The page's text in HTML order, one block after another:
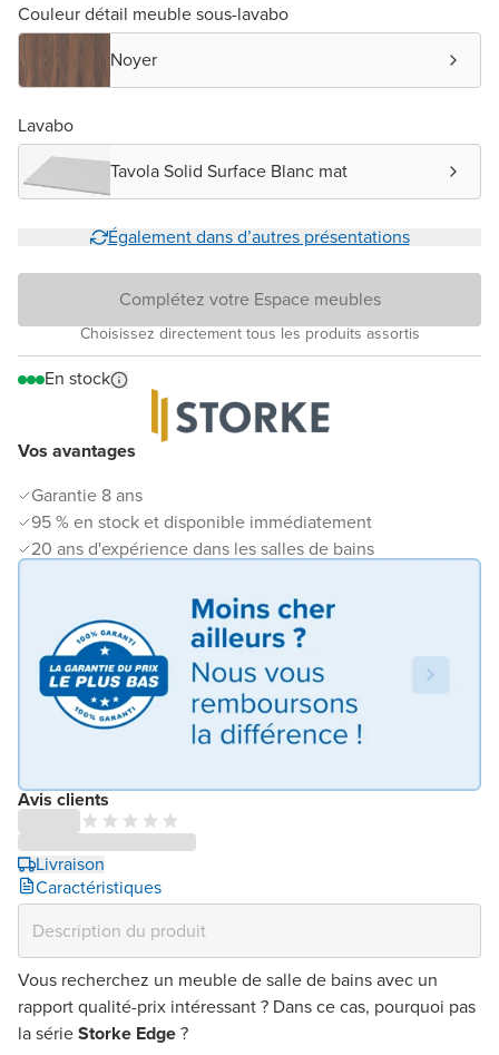
Vos avantages
Garantie 8 ans
95 % en stock et disponible immédiatement
20 ans d'expérience dans les salles de bains
Avis clients
Livraison
Caractéristiques
Couleur détail meuble sous-lavabo
Noyer
Lavabo
Tavola Solid Surface Blanc mat
Également dans d’autres présentations
Complétez votre Espace meubles
Choisissez directement tous les produits assortis
En stock
Vous recherchez un meuble de salle de bains avec un
rapport qualité-prix intéressant ? Dans ce cas, pourquoi pas
la sérieStorke Edge?